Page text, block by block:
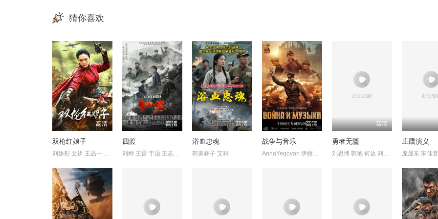
猜你喜欢
高清
双枪红娘子
刘姝彤 文祈 王品一 谢宁
高清
四渡
刘烨 王雷 于适 王志飞 王耀庆
高清
浴血忠魂
郭美林子 艾科
高清
战争与音乐
AnnaYegoyan 伊丽莎维塔·莫里亚克
高清
勇者无疆
刘思博 郭艳 何达 刘玮婷
庄蹻演义
庞显东 宋佳音